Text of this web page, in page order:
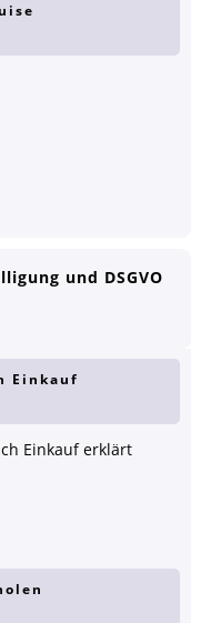
und DSGVO
Einkauf
Einkauf erklärt